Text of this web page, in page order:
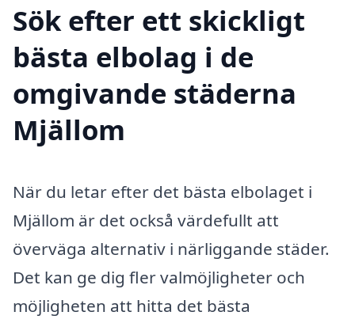
Sök efter ett skickligt
bästa elbolag i de
omgivande städerna
Mjällom
När du letar efter det bästa elbolaget i
Mjällom är det också värdefullt att
överväga alternativ i närliggande städer.
Det kan ge dig fler valmöjligheter och
möjligheten att hitta det bästa